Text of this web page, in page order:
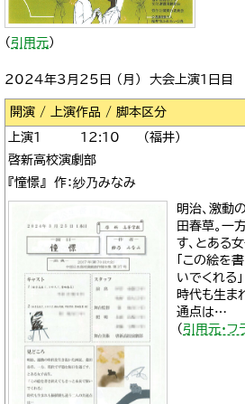
（ 引用元）
2024年3月25日 （月） 大会上演1日目
区分
1
12:10
福井
啓新高校演劇部
『憧憬』 作：紗乃みなみ
明治、激動
田春草。一
す、とある
「この絵を
いでくれる」
時代も生ま
通点は…
（ 引用元・フ